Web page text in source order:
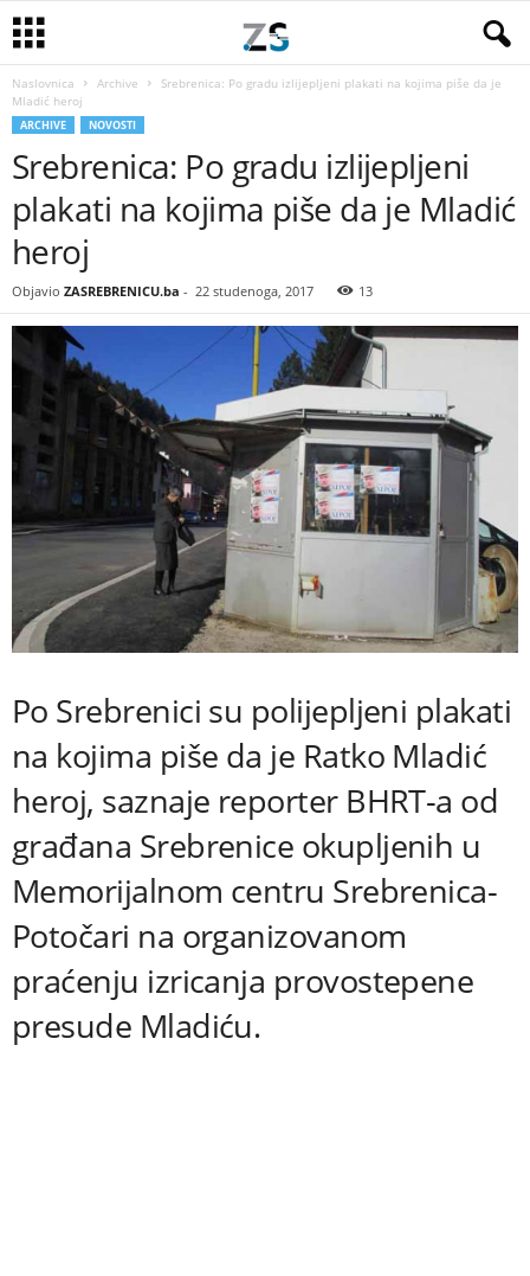
Naslovnica Archive
Srebrenica: Po gradu izlijepljeni plakati na kojima piše da je
Mladić heroj
ARCHIVE NOVOSTI
Srebrenica: Po gradu izlijepljeni
plakati na kojima piše da je Mladić
heroj
Objavio ZASREBRENICU.ba - 22 studenoga, 2017 13
Po Srebrenici su polijepljeni plakati
na kojima piše da je Ratko Mladić
heroj, saznaje reporter BHRT-a od
građana Srebrenice okupljenih u
Memorijalnom centru Srebrenica-
Potočari na organizovanom
praćenju izricanja provostepene
presude Mladiću.